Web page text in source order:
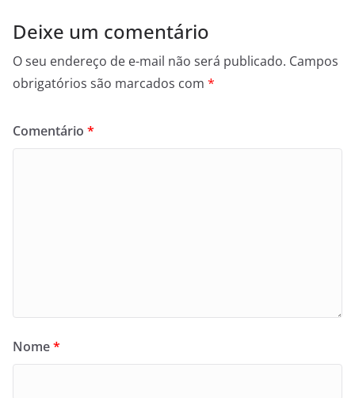
Deixe um comentário
O seu endereço de e-mail não será publicado. Campos
obrigatórios são marcados com *
Comentário *
Nome*